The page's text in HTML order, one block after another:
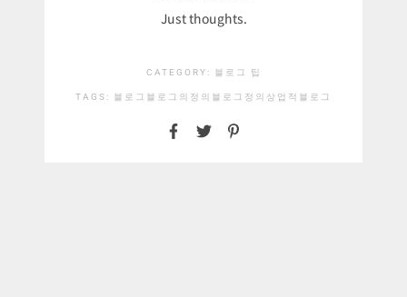
Just thoughts.
CATEGORY: 블로그 팁
TAGS: 블로그 블로그의정의 블로그정의 상업적블로그